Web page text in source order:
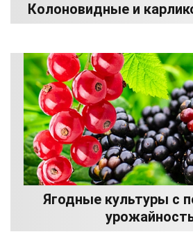
Колоновидные и
Ягодные культуры с